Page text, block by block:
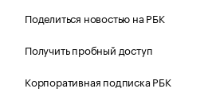
Поделиться новостью на РБК
Получить пробный доступ
Корпоративная подписка РБК